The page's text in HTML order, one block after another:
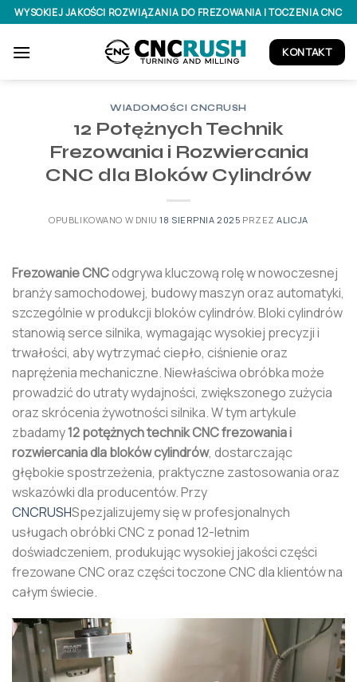
Przejdź
do
treści
WYSOKIEJ JAKOŚCI ROZWIĄZANIA DO FREZOWANIA I TOCZENIA CNC
KONTAKT
WIADOMOŚCI CNCRUSH
12 Potężnych Technik
Frezowania i Rozwiercania
CNC dla Bloków Cylindrów
OPUBLIKOWANO W DNIU18 SIERPNIA 2025 PRZEZALICJA
Frezowanie CNCodgrywa kluczową rolę w nowoczesnej
branży samochodowej, budowy maszyn oraz automatyki,
szczególnie w produkcji bloków cylindrów. Bloki cylindrów
stanowią serce silnika, wymagając wysokiej precyzji i
trwałości, aby wytrzymać ciepło, ciśnienie oraz
naprężenia mechaniczne. Niewłaściwa obróbka może
prowadzić do utraty wydajności, zwiększonego zużycia
oraz skrócenia żywotności silnika. W tym artykule
zbadamy12 potężnych technik CNC frezowania i
rozwiercania dla bloków cylindrów, dostarczając
głębokie spostrzeżenia, praktyczne zastosowania oraz
wskazówki dla producentów. Przy
CNCRUSHSpezjalizujemy się w profesjonalnych
usługach obróbki CNC z ponad 12-letnim
doświadczeniem, produkując wysokiej jakości części
frezowane CNC oraz części toczone CNC dla klientów na
całym świecie.